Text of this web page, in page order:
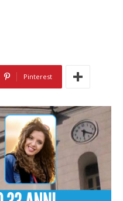
Pinterest